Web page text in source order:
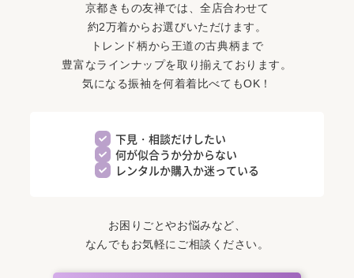
京都きもの友禅では、全店合わせて
約2万着からお選びいただけます。
トレンド柄から王道の古典柄まで
豊富なラインナップを取り揃えております。
気になる振袖を何着着比べてもOK！
下見・相談だけしたい
何が似合うか分からない
レンタルか購入か迷っている
お困りごとやお悩みなど、
なんでもお気軽にご相談ください。